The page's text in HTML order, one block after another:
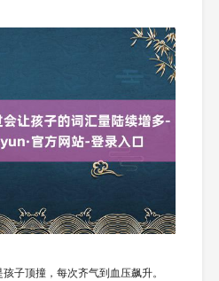
子顶撞，每次齐气到血压飙升。